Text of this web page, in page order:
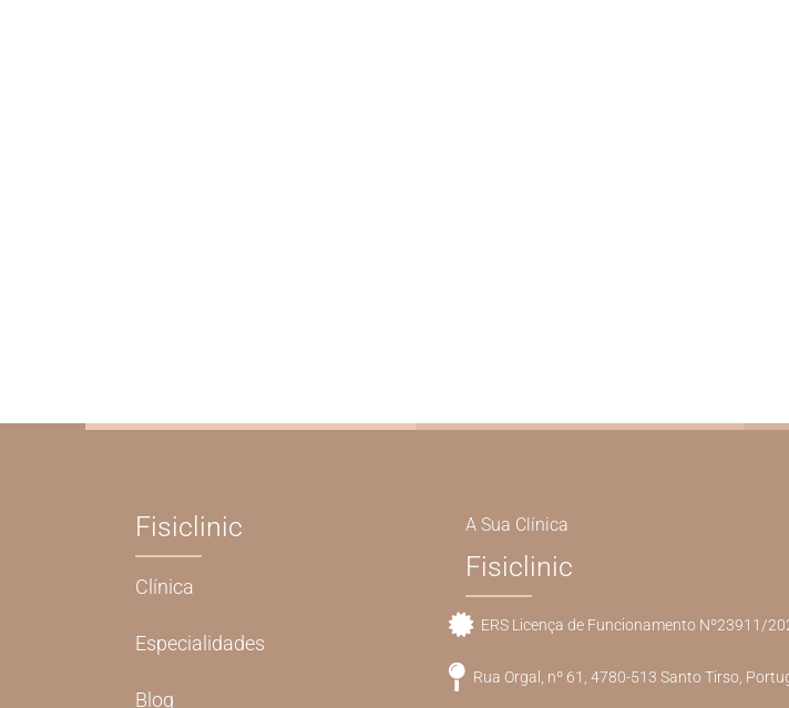
Fisiclinic
Clínica
Especialidades
Blog
A Sua Clínica
Fisiclinic
ERS Licença de Funcionamento Nº23911/
Rua Orgal, nº 61, 4780-513 Santo Tirso,